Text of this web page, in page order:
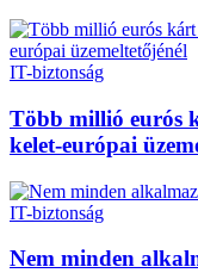
IT-biztonság
Több millió eurós
kelet-európai
IT-biztonság
Nem minden